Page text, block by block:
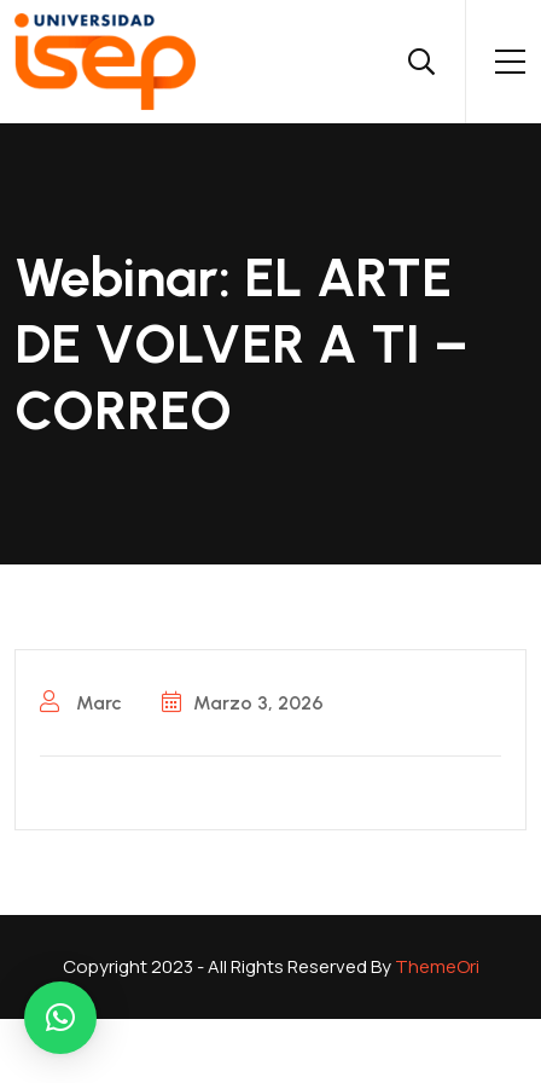
Webinar: EL ARTE
DE VOLVER A TI –
CORREO
Marc Marzo 3, 2026
Copyright 2023 - All Rights Reserved ByThemeOri